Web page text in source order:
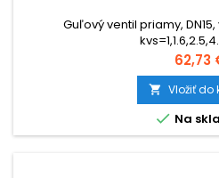
Guľový ventil priamy,
Cena
62,73
 Vložiť do
 Na